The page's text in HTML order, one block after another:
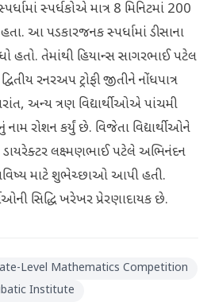
સ્પર્ધકોએ માત્ર 8 મિનિટમાં 200
આ પડકારજનક સ્પર્ધામાં ડીસાના
હતો. તેમાંથી હિયાન્સ સાગરભાઈ પટેલ
રનરઅપ ટ્રોફી જીતીને નોંધપાત્ર
અન્ય ત્રણ વિદ્યાર્થીઓએ પાંચમી
નામ રોશન કર્યું છે. વિજેતા વિદ્યાર્થીઓને
લક્ષ્મણભાઈ પટેલે અભિનંદન
માટે શુભેચ્છાઓ આપી હતી.
સિદ્ધિ ખરેખર પ્રેરણાદાયક છે.
Level Mathematics Competition
Institute